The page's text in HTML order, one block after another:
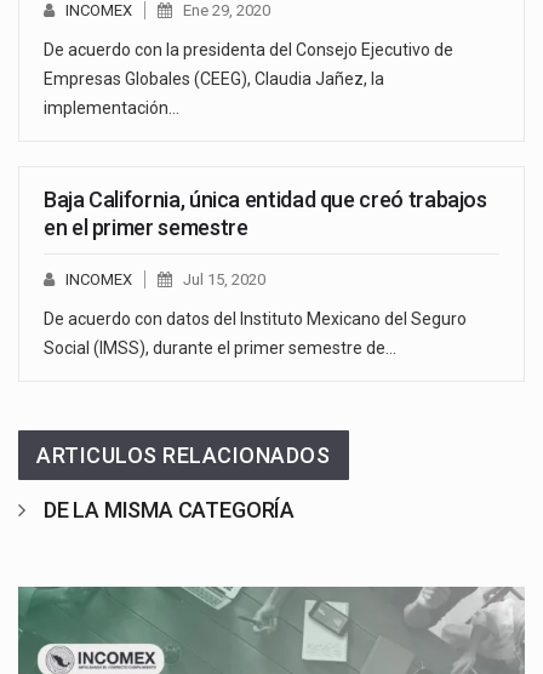
INCOMEX Ene 29, 2020
De acuerdo con la presidenta del Consejo Ejecutivo de
Empresas Globales (CEEG), Claudia Jañez, la
implementación…
Baja California, única entidad que creó trabajos
en el primer semestre
INCOMEX Jul 15, 2020
De acuerdo con datos del Instituto Mexicano del Seguro
Social (IMSS), durante el primer semestre de…
ARTICULOS RELACIONADOS
DE LA MISMA CATEGORÍA